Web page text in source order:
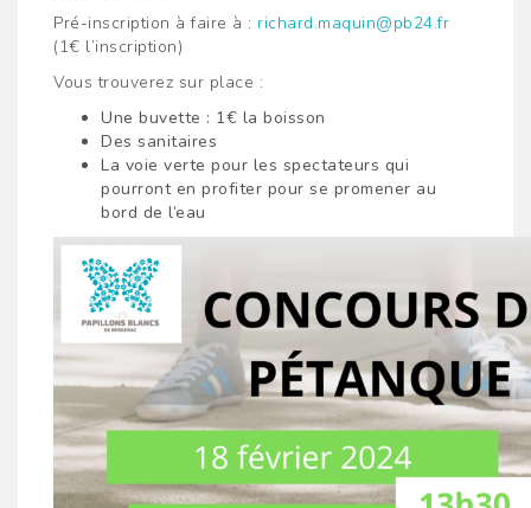
Pré-inscription à faire à : richard.maquin@pb24.fr
(1€ l’inscription)
Vous trouverez sur place :
Une buvette : 1€ la boisson
Des sanitaires
La voie verte pour les spectateurs qui
pourront en profiter pour se promener au
bord de l’eau